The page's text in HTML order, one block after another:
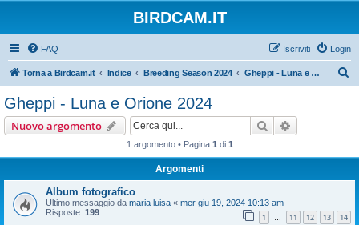
BIRDCAM.IT
FAQ Login
Iscriviti
Torna a Birdcam.it Indice Breeding Season 2024 Gheppi - Luna e Orione 2024
Gheppi - Luna e Orione 2024
Nuovo argomento Cerca
1 argomento • Pagina 1 di 1
Argomenti
Album fotografico
Ultimo messaggio da maria luisa « mer giu 19, 2024 10:13 am
Risposte: 199 1 … 11 12 13 14